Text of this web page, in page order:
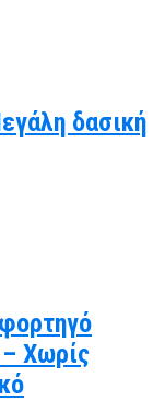
δασική
– Χωρίς